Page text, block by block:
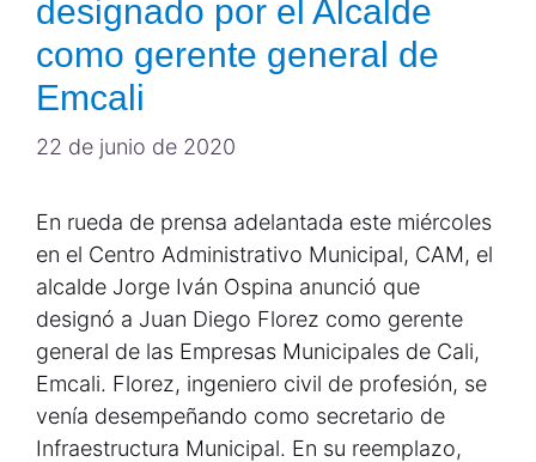
designado por el Alcalde
como gerente general de
Emcali
22 de junio de 2020
En rueda de prensa adelantada este miércoles
en el Centro Administrativo Municipal, CAM, el
alcalde Jorge Iván Ospina anunció que
designó a Juan Diego Florez como gerente
general de las Empresas Municipales de Cali,
Emcali. Florez, ingeniero civil de profesión, se
venía desempeñando como secretario de
Infraestructura Municipal. En su reemplazo,